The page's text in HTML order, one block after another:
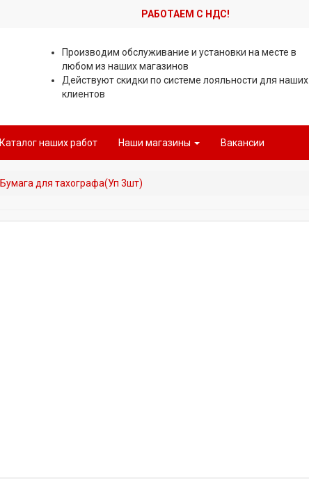
РАБОТАЕМ С НДС!
Производим обслуживание и установки на месте в
любом из наших магазинов
Действуют скидки по системе лояльности для наших
клиентов
Каталог наших работ Наши магазины Вакансии
Бумага для тахографа(Уп 3шт)